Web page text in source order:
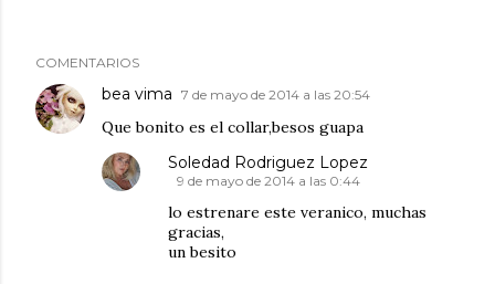
COMENTARIOS
bea vima 7 de mayo de 2014 a las 20:54
Que bonito es el collar,besos guapa
Soledad Rodriguez Lopez
9 de mayo de 2014 a las 0:44
lo estrenare este veranico, muchas
gracias,
un besito